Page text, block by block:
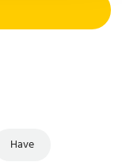
Have